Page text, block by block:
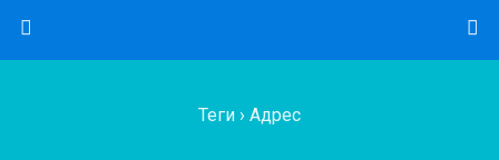
Теги › Адрес